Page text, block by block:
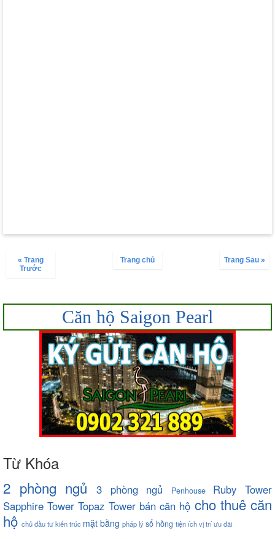
« Trang
Trước
Trang Sau »
Trang chủ
Căn hộ Saigon Pearl
Từ Khóa
2 phòng ngủ 3 phòng ngủ Penhouse
Ruby Tower
Sapphire Tower Topaz Tower bán căn hộ cho thuê căn
hộ chủ đầu tưkiến trúc mặt bằng pháp lýsổ hồng tiện íchvị tríưu đãi